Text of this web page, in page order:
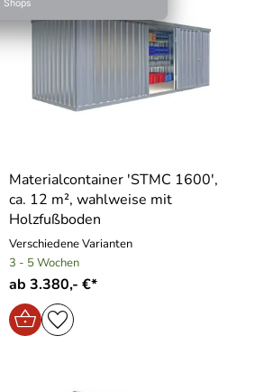
Materialcontainer ′STMC 1600′,
ca. 12 m², wahlweise mit
Holzfußboden
Verschiedene Varianten
3 - 5 Wochen
ab 3.380,- €*